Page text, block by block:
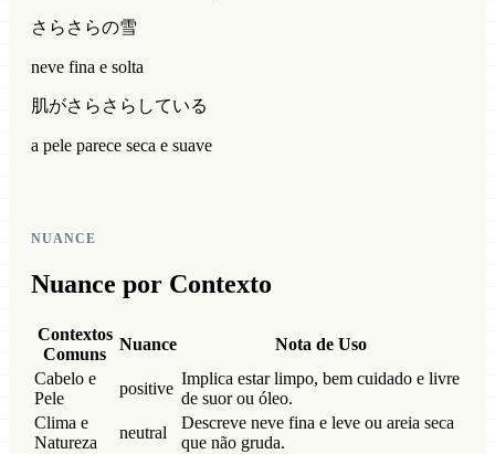
さらさらの雪
neve fina e solta
肌がさらさらしている
a pele parece seca e suave
NUANCE
Nuance por Contexto
Contextos
Comuns
Nuance
Nota de Uso
Cabelo e
Pele
positive
Implica estar limpo, bem cuidado e livre
de suor ou óleo.
Clima e
Natureza
neutral
Descreve neve fina e leve ou areia seca
que não gruda.